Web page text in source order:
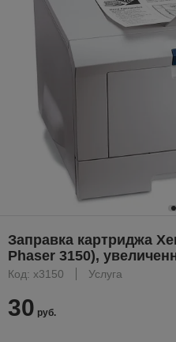
Заправка картриджа
Phaser 3150),
Код: x3150 Услуга
30 руб.